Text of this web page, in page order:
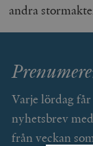
andra
Varje lördag
nyhetsbrev
från veckan